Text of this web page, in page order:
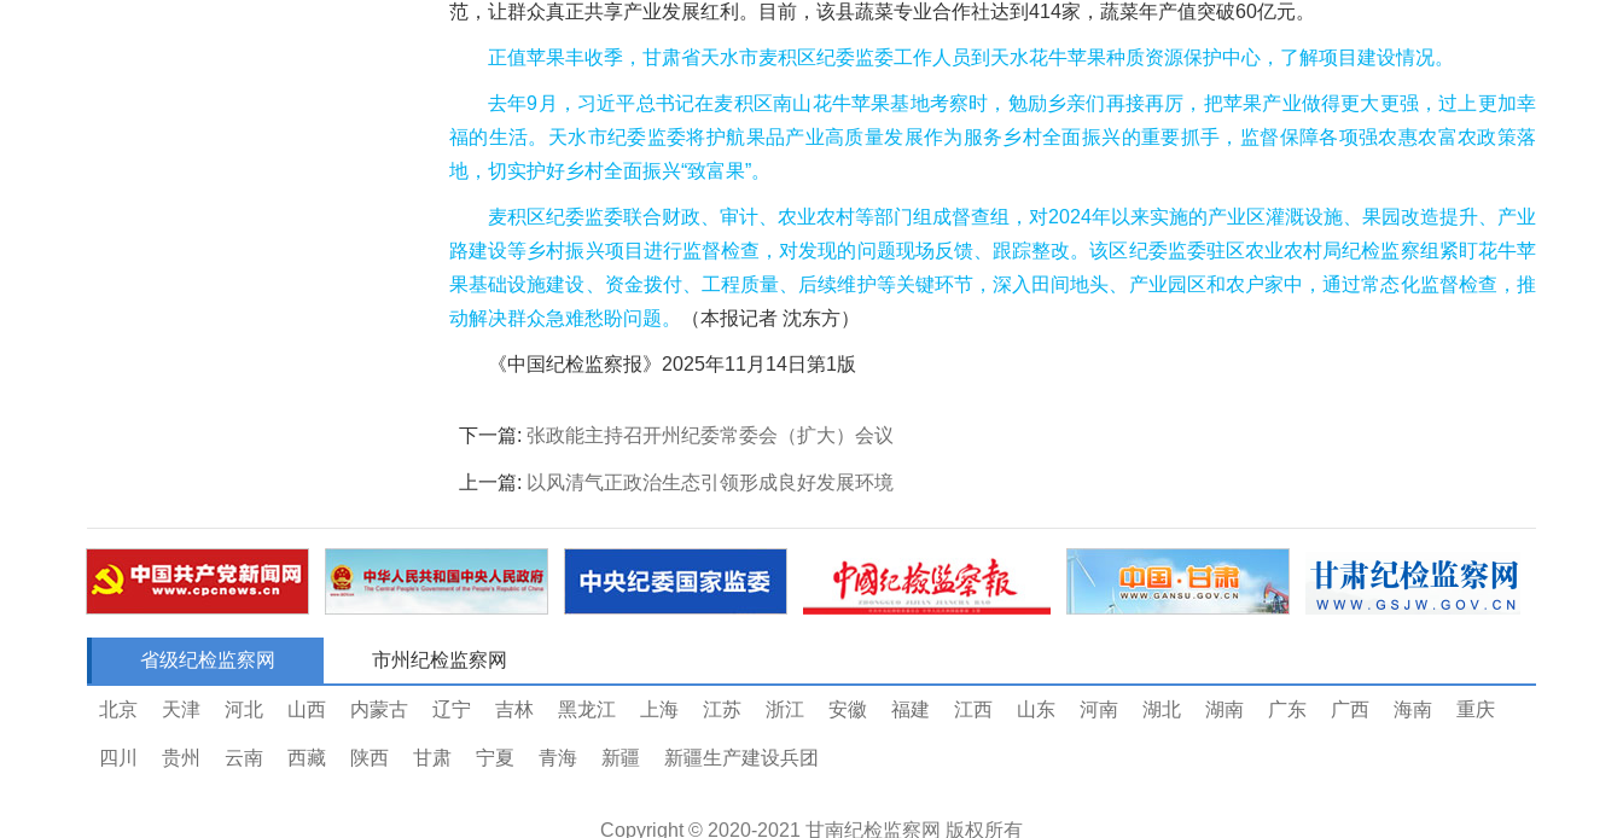
范，让群众真正共享产业发展红利。目前，该县蔬菜专业合作社达到414家，蔬菜年产值突破60亿元。
正值苹果丰收季，甘肃省天水市麦积区纪委监委工作人员到天水花牛苹果种质资源保护中心，了解项目建设情况。
去年9月，习近平总书记在麦积区南山花牛苹果基地考察时，勉励乡亲们再接再厉，把苹果产业做得更大更强，过上更加幸
福的生活。天水市纪委监委将护航果品产业高质量发展作为服务乡村全面振兴的重要抓手，监督保障各项强农惠农富农政策落
地，切实护好乡村全面振兴“致富果”。
麦积区纪委监委联合财政、审计、农业农村等部门组成督查组，对2024年以来实施的产业区灌溉设施、果园改造提升、产业
路建设等乡村振兴项目进行监督检查，对发现的问题现场反馈、跟踪整改。该区纪委监委驻区农业农村局纪检监察组紧盯花牛苹
果基础设施建设、资金拨付、工程质量、后续维护等关键环节，深入田间地头、产业园区和农户家中，通过常态化监督检查，推
动解决群众急难愁盼问题。
（本报记者 沈东方）
《中国纪检监察报》2025年11月14日第1版
下一篇: 张政能主持召开州纪委常委会（扩大）会议
上一篇: 以风清气正政治生态引领形成良好发展环境
省级纪检监察网 市州纪检监察网
北京 天津 河北 山西 内蒙古 辽宁 吉林 黑龙江 上海 江苏 浙江 安徽 福建 江西 山东 河南 湖北 湖南 广东 广西 海南 重庆
四川 贵州 云南 西藏 陕西 甘肃 宁夏 青海 新疆 新疆生产建设兵团
Copyright © 2020-2021 甘南纪检监察网 版权所有